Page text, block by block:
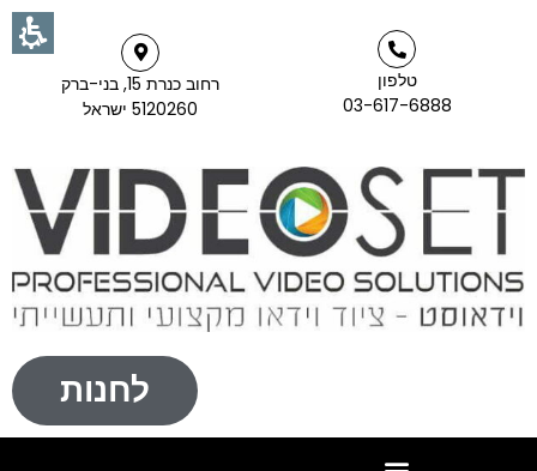
טלפון
03-617-6888
רחוב כנרת 15, בני-ברק
5120260 ישראל
לחנות